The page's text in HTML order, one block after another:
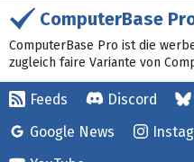
ComputerBase
ComputerBase Pro ist die
zugleich faire Variante von
Feeds Discord
Google News